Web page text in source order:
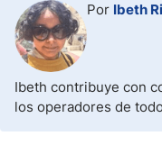
Por Ibeth
Ibeth contribuye con
los operadores de